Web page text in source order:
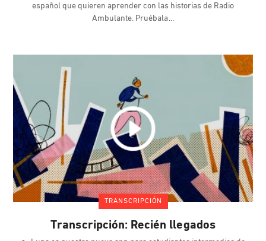
español que quieren aprender con las historias de Radio
Ambulante. Pruébala
TRANSCRIPCIÓN
Transcripción: Recién llegados